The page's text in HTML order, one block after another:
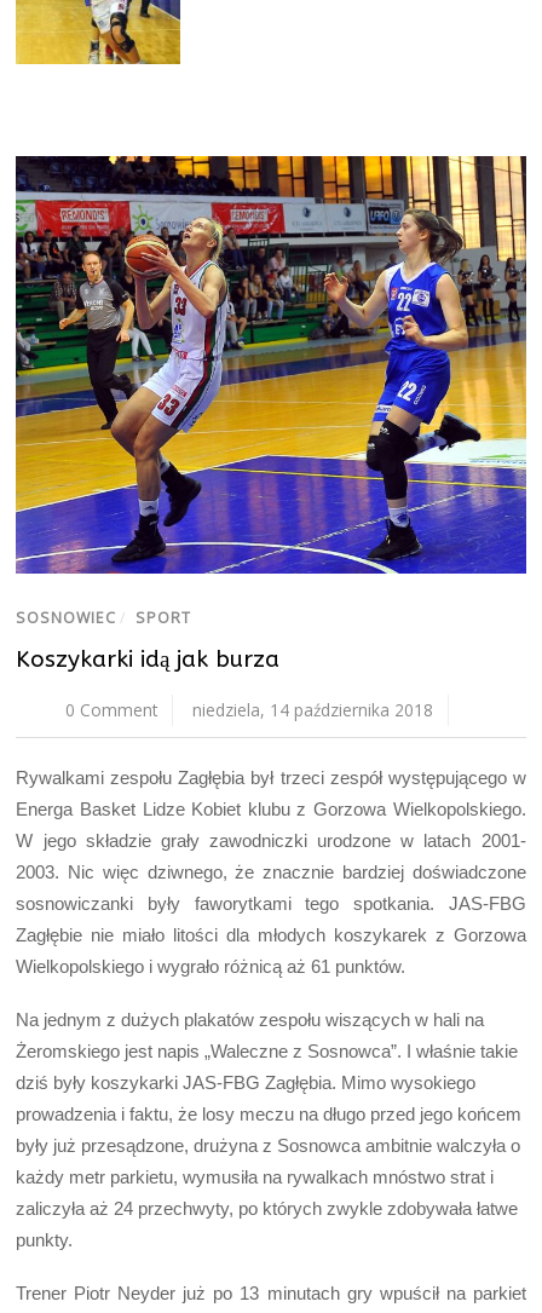
SOSNOWIEC / SPORT
Koszykarki idą jak burza
0 Comment niedziela, 14 października 2018
Rywalkami zespołu Zagłębia był trzeci zespół występującego w
Energa Basket Lidze Kobiet klubu z Gorzowa Wielkopolskiego.
W jego składzie grały zawodniczki urodzone w latach 2001-
2003. Nic więc dziwnego, że znacznie bardziej doświadczone
sosnowiczanki były faworytkami tego spotkania. JAS-FBG
Zagłębie nie miało litości dla młodych koszykarek z Gorzowa
Wielkopolskiego i wygrało różnicą aż 61 punktów.
Na jednym z dużych plakatów zespołu wiszących w hali na
Żeromskiego jest napis „Waleczne z Sosnowca”. I właśnie takie
dziś były koszykarki JAS-FBG Zagłębia. Mimo wysokiego
prowadzenia i faktu, że losy meczu na długo przed jego końcem
były już przesądzone, drużyna z Sosnowca ambitnie walczyła o
każdy metr parkietu, wymusiła na rywalkach mnóstwo strat i
zaliczyła aż 24 przechwyty, po których zwykle zdobywała łatwe
punkty.
Trener Piotr Neyder już po 13 minutach gry wpuścił na parkiet